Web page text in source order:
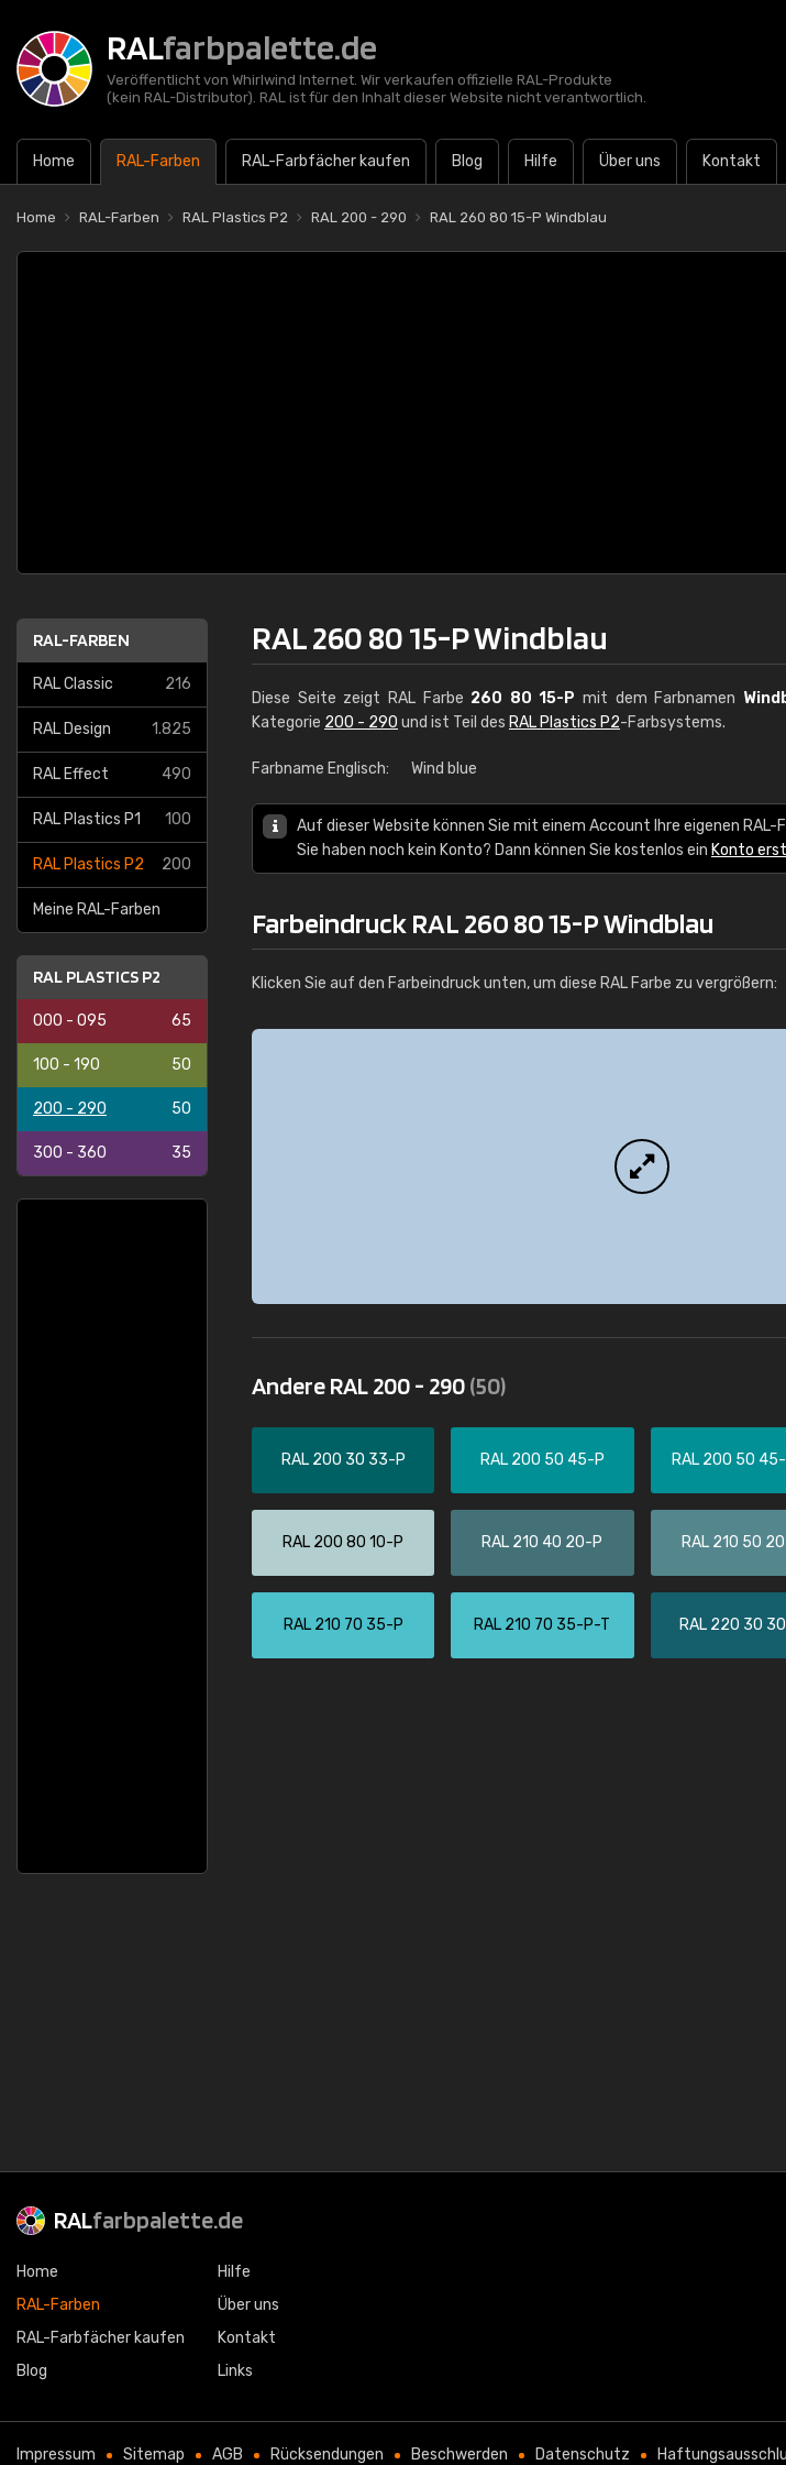
RALfarbpalette.de
Veröffentlicht von Whirlwind Internet. Wir verkaufen offizielle RAL-Produkte
(kein RAL-Distributor). RAL ist für den Inhalt dieser Website nicht verantwortlich.
Home RAL-Farben RAL-Farbfächer kaufen Blog Hilfe Über uns Kontakt
Home RAL-Farben RAL Plastics P2 RAL 200 - 290 RAL 260 80 15-P Windblau
RAL-FARBEN
RAL Classic 216
RAL Design 1.825
RAL Effect 490
RAL Plastics P1 100
RAL Plastics P2 200
Meine RAL-Farben
RAL PLASTICS P2
000 - 095 65
100 - 190 50
200 - 290 50
300 - 360 35
RAL 260 80 15-P Windblau
Diese Seite zeigt RAL Farbe 260 80 15-P mit dem Farbnamen
Kategorie 200 - 290 und ist Teil des RAL Plastics P2-Farbsystems.
Farbname Englisch: Wind blue
Auf dieser Website können Sie mit einem Account Ihre eigenen
Sie haben noch kein Konto? Dann können Sie kostenlos ein Konto
Farbeindruck RAL 260 80 15-P Windblau
Klicken Sie auf den Farbeindruck unten, um diese RAL Farbe zu vergrößern:
Andere RAL 200 - 290(50)
RAL 200 30 33-P RAL 200 50 45-P RAL 200 50
RAL 200 80 10-P RAL 210 40 20-P RAL 210 50
RAL 210 70 35-P RAL 210 70 35-P-T RAL 220 30
"Alles
RALfarbpalette.de
Home
RAL-Farben
RAL-Farbfächer kaufen
Blog
Hilfe
Über uns
Kontakt
Links
Impressum Sitemap AGB Rücksendungen Beschwerden Datenschutz